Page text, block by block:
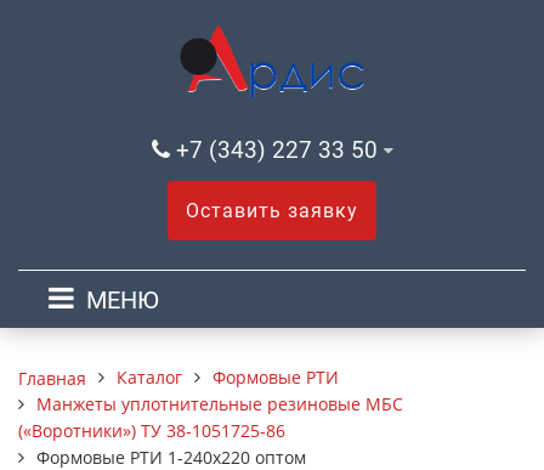
+7 (343) 227 33 50
Оставить заявку
МЕНЮ
Главная Каталог
Формовые РТИ
Манжеты уплотнительные резиновые МБС
(«Воротники») ТУ 38-1051725-86
Формовые РТИ 1-240х220 оптом